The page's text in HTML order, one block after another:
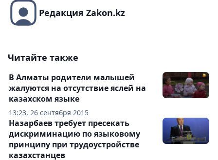
Редакция Zakon.kz
Читайте также
13:23, 26 сентября 2015
В Алматы родители малышей
жалуются на отсутствие яслей на
казахском языке
Назарбаев требует пресекать
дискриминацию по языковому
принципу при трудоустройстве
казахстанцев